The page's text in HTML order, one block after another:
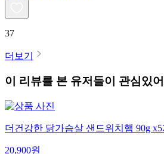
37
더보기
이 리뷰를 본 유저들이 관심있
더건강한 닭가슴살 샌드위치햄 90g x5
20,900원